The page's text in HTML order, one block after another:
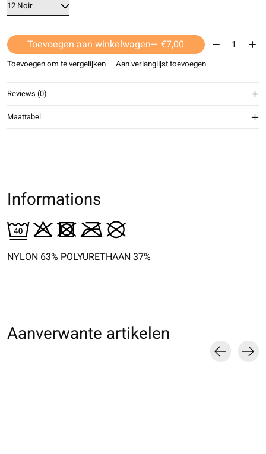
Toevoegen aan winkelwagen — €7,00 Aantal:
Toevoegen om te vergelijken Aan verlanglijst toevoegen
Reviews (0)
Maattabel
Informations
NYLON 63% POLYURETHAAN 37%
Aanverwante artikelen